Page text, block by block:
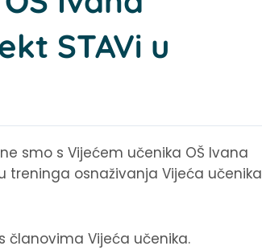
STAVi u
smo s Vijećem učenika OŠ Ivana
treninga osnaživanja Vijeća učenika
članovima Vijeća učenika.